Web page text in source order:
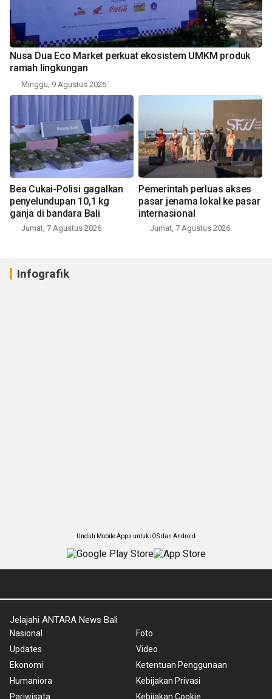
Nusa Dua Eco Market perkuat ekosistem UMKM produk
ramah lingkungan
Minggu, 9 Agustus 2026
Bea Cukai-Polisi gagalkan
penyelundupan 10,1 kg
ganja di bandara Bali
Jumat, 7 Agustus 2026
Pemerintah perluas akses
pasar jenama lokal ke pasar
internasional
Jumat, 7 Agustus 2026
Infografik
Unduh Mobile Apps untuk iOS dan Android
Jelajahi ANTARA News Bali
Nasional
Updates
Ekonomi
Humaniora
Pariwisata
Foto
Video
Ketentuan Penggunaan
Kebijakan Privasi
Kebijakan Cookie